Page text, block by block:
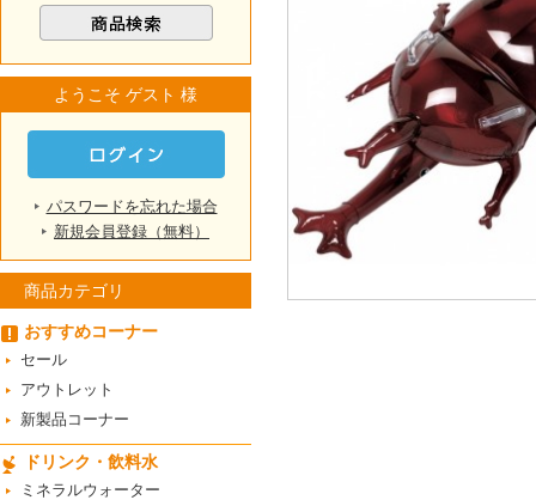
ようこそ ゲスト 様
パスワードを忘れた場合
新規会員登録（無料）
商品カテゴリ
おすすめコーナー
セール
アウトレット
新製品コーナー
ドリンク・飲料水
ミネラルウォーター